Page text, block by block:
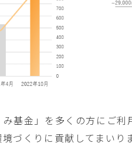
基金」を多くの方にご
づくりに貢献してまいり